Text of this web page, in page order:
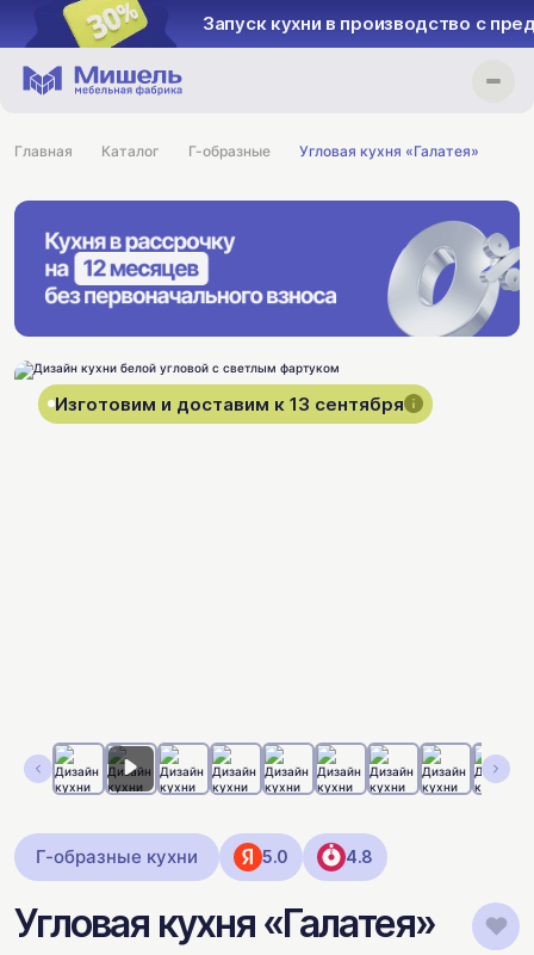
Запуск кухни в производство с
Главная Каталог Г-образные Угловая кухня «Галатея»
Изготовим и доставим к 13 сентября
Г-образные кухни 5.0 4.8
Угловая кухня «Галатея»